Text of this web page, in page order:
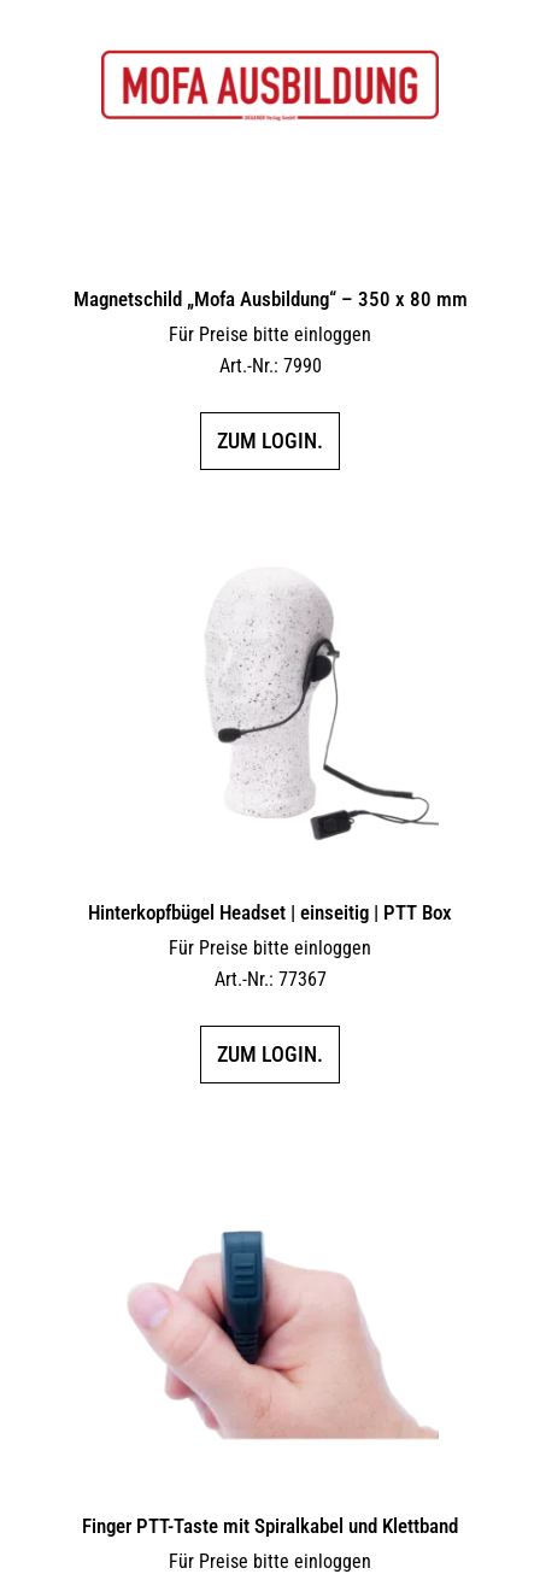
Magnetschild „Mofa Ausbildung“ – 350 x 80 mm
Für Preise bitte einloggen
Art.-Nr.: 7990
ZUM LOGIN.
Hinterkopfbügel Headset | einseitig | PTT Box
Für Preise bitte einloggen
Art.-Nr.: 77367
ZUM LOGIN.
Finger PTT-Taste mit Spiralkabel und Klettband
Für Preise bitte einloggen